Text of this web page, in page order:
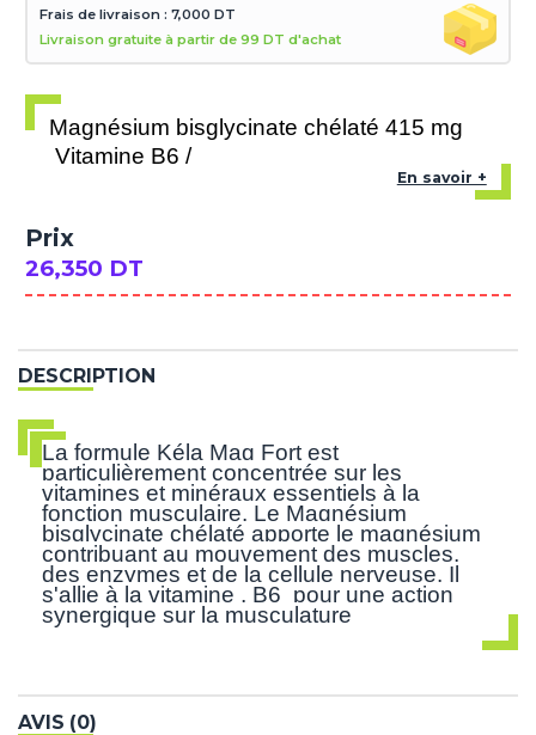
Frais de livraison : 7,000 DT
Livraison gratuite à partir de 99 DT d'achat
Magnésium bisglycinate chélaté 415 mg
Vitamine B6 /
En savoir +
Prix
26,350 DT
DESCRIPTION
La formule Kéla Mag Fort est
particulièrement concentrée sur les
vitamines et minéraux essentiels à la
fonction musculaire. Le Magnésium
bisglycinate chélaté apporte le magnésium
contribuant au mouvement des muscles,
des enzymes et de la cellule nerveuse. Il
s'allie à la vitamine , B6 pour une action
synergique sur la musculature
AVIS (0)